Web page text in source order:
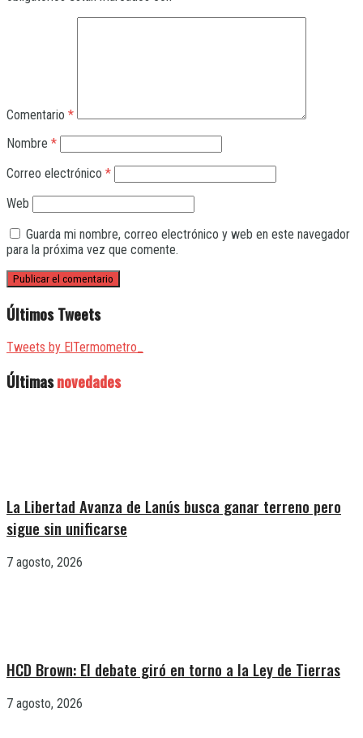
Comentario *
Nombre *
Correo electrónico *
Web
Guarda mi nombre, correo electrónico y web en este navegador
para la próxima vez que comente.
Últimos Tweets
Tweets by ElTermometro_
Últimasnovedades
La Libertad Avanza de Lanús busca ganar terreno pero
sigue sin unificarse
7 agosto, 2026
HCD Brown: El debate giró en torno a la Ley de Tierras
7 agosto, 2026